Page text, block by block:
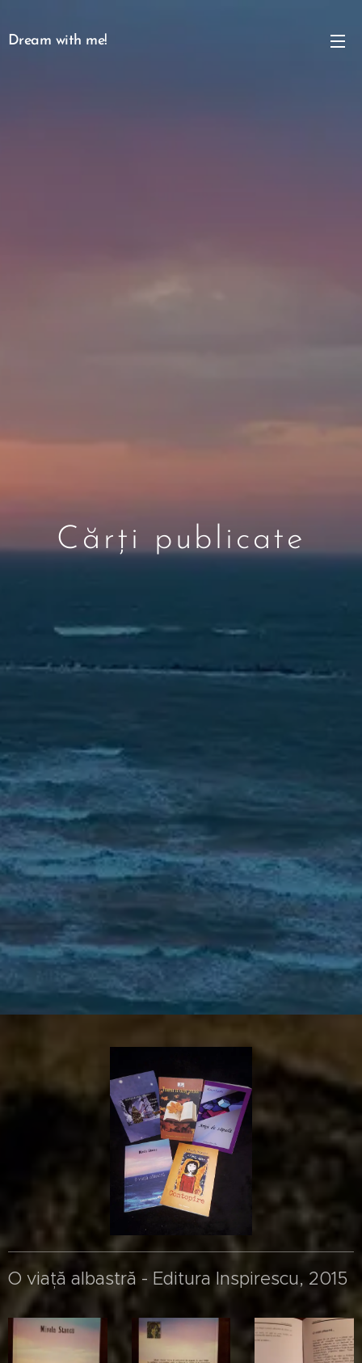
Dream with me!
Cărți publicate
O viață albastră - Editura Inspirescu, 2015